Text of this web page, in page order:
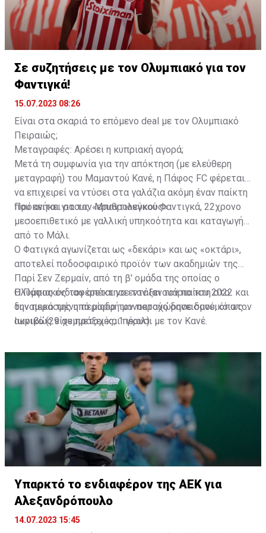
τέλει το 2021 η Λοκομοτίβ Μόσχας τον αγόρασε και
έτσι ο Γεντβάι συνέχισε την καριέρα του στη Ρωσία.
Εκεί έπαιξε για μιάμιση σεζόν, προτού ζητήσει να
φύγει το χειμώνα του 2023, λόγω του αποκλεισμού
των ρωσικών ομάδων από τις ευρωπαϊκές
διοργανώσεις. Δόθηκε δανεικός στην Αλ Αΐν όπου
αγωνίστηκε έως τον περασμένο Μάιο.
Σε συζητήσεις με τον Ολυμπιακό για τον
Φαντιγκά!
15.07.2023 08:26
Είναι στα σκαριά το επόμενο deal με τον Ολυμπιακό
Πειραιώς;
Μεταγραφές: Αρέσει η κυπριακή αγορά;
Μετά τη συμφωνία για την απόκτηση (με ελεύθερη
μεταγραφή) του Μαμαντού Κανέ, η Πάφος FC φέρεται
να επιχειρεί να ντύσει στα γαλάζια ακόμη έναν παίκτη
που ανήκει στους «ερυθρολεύκους».
Πρόκειται για τον Μπαντιουγκού Φαντιγκά, 22χρονο
μεσοεπιθετικό με γαλλική υπηκοότητα και καταγωγή
από το Μάλι.
Ο Φατιγκά αγωνίζεται ως «δεκάρι» και ως «οκτάρι»,
αποτελεί ποδοσφαιρικό προϊόν των ακαδημιών της
Παρί Σεν Ζερμαίν, από τη β' ομάδα της οποίας ο
Ολυμπιακός τον απέκτησε τον Ιανουάριο του 2022 και
την περασμένη περίοδο τον παραχώρησε δανεικό στον
Ιωνικό (29 συμμετοχές, 1 γκολ).
Η Πάφος ενδιαφέρεται να εντάξει τον παίκτη στο
δυναμικό της υπό μορφή μονοετούς δανεισμού, όπως
ακριβώς είχε πράξει και πέρυσι με τον Κανέ.
Υπαρκτό το ενδιαφέρον της ΑΕΚ για
Αλεξανδρόπουλο
14.07.2023 15:45